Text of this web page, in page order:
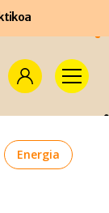
Energia